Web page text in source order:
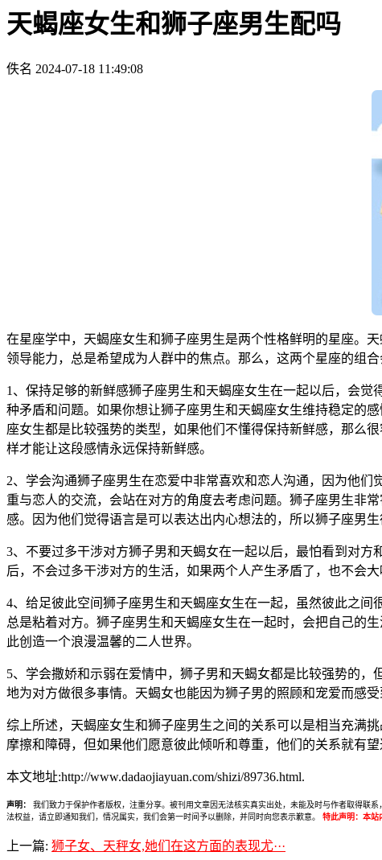
天蝎座女生和狮子座男生配吗
佚名 2024-07-18 11:49:08
在星座学中，天蝎座女生和狮子座男生是两个性格鲜明的星座。
领导能力，总是希望成为人群中的焦点。那么，这两个星座的组
1、保持足够的新鲜感狮子座男生和天蝎座女生在一起以后，会
种矛盾和问题。如果你想让狮子座男生和天蝎座女生维持稳定的
座女生都是比较强势的类型，如果他们不懂得保持新鲜感，那么
样才能让这段感情永远保持新鲜感。
2、学会沟通狮子座男生在恋爱中非常喜欢和恋人沟通，因为他
重与恋人的交流，会站在对方的角度去考虑问题。狮子座男生非
感。因为他们觉得语言是可以表达出内心想法的，所以狮子座男
3、不要过多干涉对方狮子男和天蝎女在一起以后，最怕看到对
后，不会过多干涉对方的生活，如果两个人产生矛盾了，也不会
4、给足彼此空间狮子座男生和天蝎座女生在一起，虽然彼此之
总是粘着对方。狮子座男生和天蝎座女生在一起时，会把自己的
此创造一个浪漫温馨的二人世界。
5、学会撒娇和示弱在爱情中，狮子男和天蝎女都是比较强势的
地为对方做很多事情。天蝎女也能因为狮子男的照顾和宠爱而感受
综上所述，天蝎座女生和狮子座男生之间的关系可以是相当充满
摩擦和障碍，但如果他们愿意彼此倾听和尊重，他们的关系就有望
本文地址:http://www.dadaojiayuan.com/shizi/89736.html.
声明：
我们致力于保护作者版权，注重分享。被刊用文章因无法核实真实出处，未能及时与作者取得联
法权益，请立即通知我们，情况属实，我们会第一时间予以删除，并同时向您表示歉意。
特此声明：本站
上一篇: 狮子女、天秤女,她们在这方面的表现尤···